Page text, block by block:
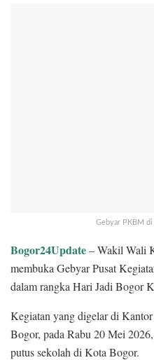
Gebyar PKBM
Bogor24Update– Wakil Wali
membuka Gebyar Pusat
dalam rangka Hari Jadi Bogor
Kegiatan yang digelar di
Bogor, pada Rabu 20 Mei
putus sekolah di Kota Bogor.